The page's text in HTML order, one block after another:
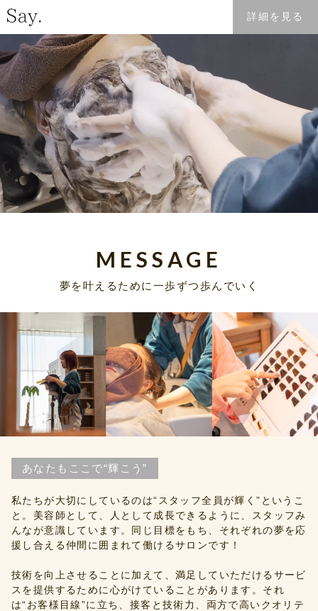
詳細を見る
MESSAGE
夢を叶えるために一歩ずつ歩んでいく
あなたもここで“輝こう”
私たちが大切にしているのは“スタッフ全員が輝く”というこ
と。美容師として、人として成長できるように、スタッフみ
んなが意識しています。同じ目標をもち、それぞれの夢を応
援し合える仲間に囲まれて働けるサロンです！
技術を向上させることに加えて、満足していただけるサービ
スを提供するために心がけていることがあります。それ
は“お客様目線”に立ち、接客と技術力、両方で高いクオリテ